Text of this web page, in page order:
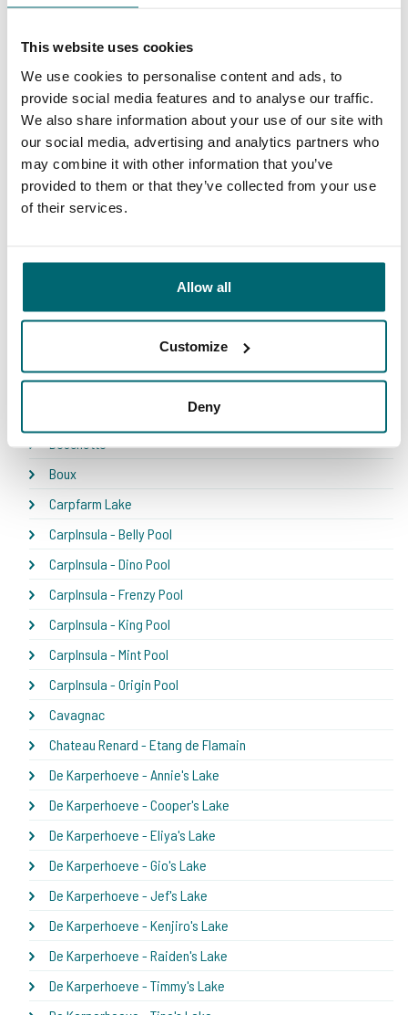
This website uses cookies
We use cookies to personalise content and ads, to
provide social media features and to analyse our traffic.
We also share information about your use of our site with
our social media, advertising and analytics partners who
may combine it with other information that you’ve
provided to them or that they’ve collected from your use
of their services.
Allow all
Customize
Deny
Ons aanbod
* NEW * Karperdroom - Extreme
Bel Eaux - Belsaules
Bel Eaux - Etang du Yeti
Boschetto
Boux
Carpfarm Lake
CarpInsula - Belly Pool
CarpInsula - Dino Pool
CarpInsula - Frenzy Pool
CarpInsula - King Pool
CarpInsula - Mint Pool
CarpInsula - Origin Pool
Cavagnac
Chateau Renard - Etang de Flamain
De Karperhoeve - Annie's Lake
De Karperhoeve - Cooper's Lake
De Karperhoeve - Eliya's Lake
De Karperhoeve - Gio's Lake
De Karperhoeve - Jef's Lake
De Karperhoeve - Kenjiro's Lake
De Karperhoeve - Raiden's Lake
De Karperhoeve - Timmy's Lake